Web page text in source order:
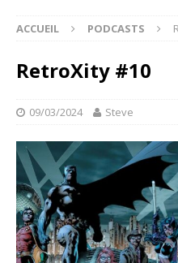
ACCUEIL PODCASTS
RetroXity #10
09/03/2024 Steve